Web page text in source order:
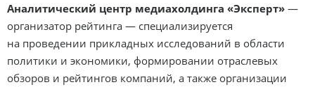
Аналитический центр медиахолдинга «Эксперт» —
организатор рейтинга — специализируется
на проведении прикладных исследований в области
политики и экономики, формировании отраслевых
обзоров и рейтингов компаний, а также организации